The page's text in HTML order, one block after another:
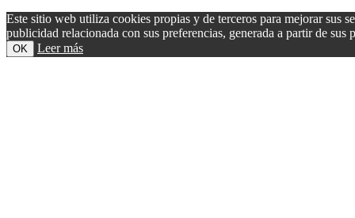
Este sitio web utiliza cookies propias y de terceros para mejorar sus
publicidad relacionada con sus preferencias, generada a partir de
OK Leer más